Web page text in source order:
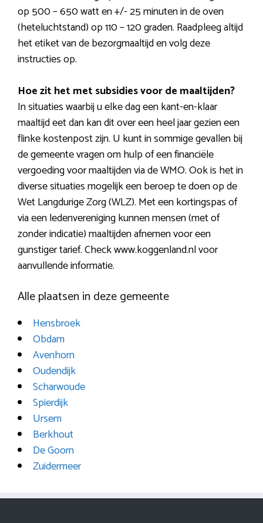
op 500 – 650 watt en +/- 25 minuten in de oven
(heteluchtstand) op 110 – 120 graden. Raadpleeg altijd
het etiket van de bezorgmaaltijd en volg deze
instructies op.
Hoe zit het met subsidies voor de maaltijden?
In situaties waarbij u elke dag een kant-en-klaar
maaltijd eet dan kan dit over een heel jaar gezien een
flinke kostenpost zijn. U kunt in sommige gevallen bij
de gemeente vragen om hulp of een financiële
vergoeding voor maaltijden via de WMO. Ook is het in
diverse situaties mogelijk een beroep te doen op de
Wet Langdurige Zorg (WLZ). Met een kortingspas of
via een ledenvereniging kunnen mensen (met of
zonder indicatie) maaltijden afnemen voor een
gunstiger tarief. Check www.koggenland.nl voor
aanvullende informatie.
Alle plaatsen in deze gemeente
Hensbroek
Obdam
Avenhorn
Oudendijk
Scharwoude
Spierdijk
Ursem
Berkhout
De Goorn
Zuidermeer